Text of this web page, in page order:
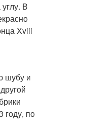
В
Xviii
шубу и
году, по